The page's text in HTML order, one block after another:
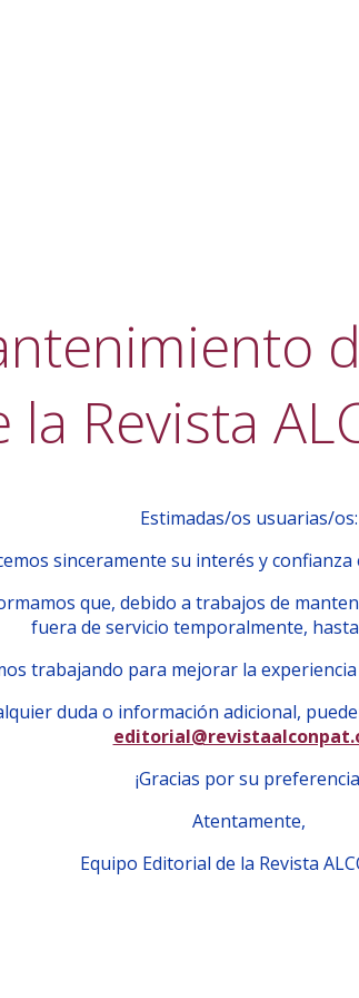
la Revista
Estimadas/os usuarias/os:
sinceramente su interés y confianza
que, debido a trabajos de
fuera de servicio temporalmente,
trabajando para mejorar la
duda o información adicional,
¡Gracias por su
Atentamente,
Equipo Editorial de la Revista